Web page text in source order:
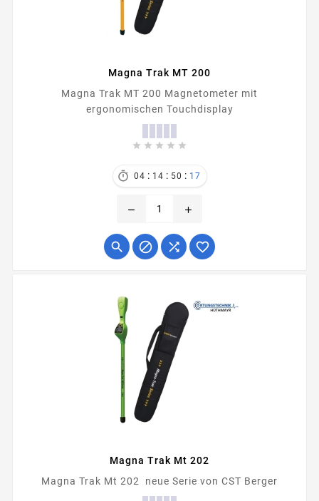
Magna Trak MT 200
Magna Trak MT 200 Magnetometer mit
ergonomischen Touchdisplay
    
 04 : 14 : 50 : 17
remove add
   
Magna Trak Mt 202
Magna Trak Mt 202 neue Serie von CST Berger